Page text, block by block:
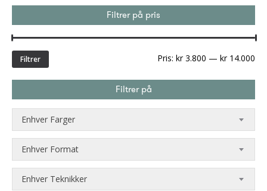
Filtrer på pris
Filtrer Pris: kr 3.800 — kr 14.000
Filtrer på
Enhver Farger
Enhver Format
Enhver Teknikker